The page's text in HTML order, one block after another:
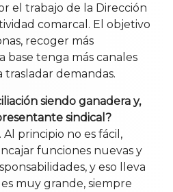
el trabajo de la Dirección
comarcal. El objetivo
recoger más
base tenga más canales
trasladar demandas.
siendo ganadera y,
sindical?
principio no es fácil,
funciones nuevas y
y eso lleva
muy grande, siempre